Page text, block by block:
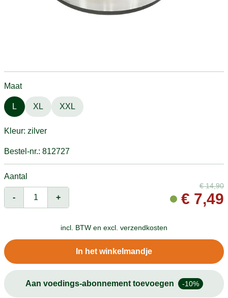
Maat
L XL XXL
Kleur: zilver
Bestel-nr.: 812727
Aantal
- +
€14,90
€ 7,49
incl. BTW en excl. verzendkosten
In het winkelmandje
Aan voedings-abonnement toevoegen -10%